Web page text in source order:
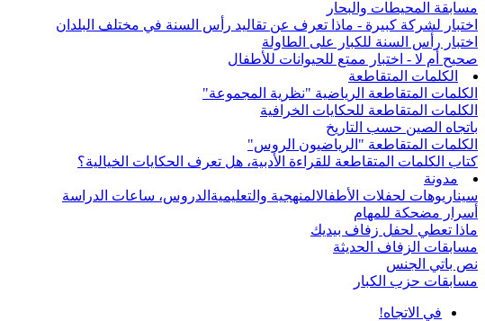
مسابقة المحيطات والبحار
اختبار لشركة كبيرة - ماذا تعرف عن تقاليد رأس السنة في مختلف البلدان
اختبار رأس السنة للكبار على الطاولة
صحيح أم لا - اختبار ممتع للحيوانات للأطفال
الكلمات المتقاطعة
الكلمات المتقاطعة الرياضية "نظرية المجموعة"
الكلمات المتقاطعة للحكايات الخرافية
باتجاه الصين حسب التاريخ
الكلمات المتقاطعة "الرياضيون الروس"
كتاب الكلمات المتقاطعة للقراءة الأدبية، هل تعرف الحكايات الخيالية؟
مدونة
سيناريوهات لحفلات الأطفالالمنهجية والتعليمية الدروس، ساعات الدراسة
أسرار مضحكة للمهام
ماذا تعطي لحفل زفاف بيديك
مسابقات الزفاف الحديثة
نص باتي الجنس
مسابقات حزب الكبار
في الاتجاه!